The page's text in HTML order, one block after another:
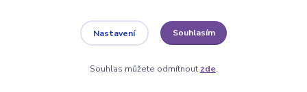
199 Kč
Nastavení Souhlasím
Souhlas můžete odmítnout zde.